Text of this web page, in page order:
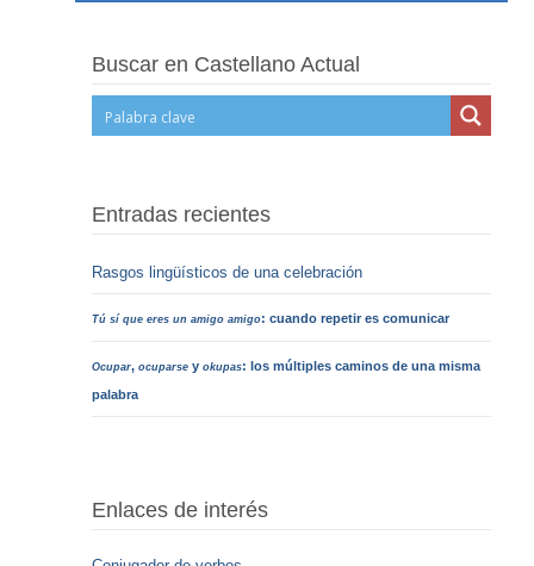
Buscar en Castellano Actual
Entradas recientes
Rasgos lingüísticos de una celebración
Tú sí que eres un amigo amigo: cuando repetir es comunicar
Ocupar,ocuparse yokupas: los múltiples caminos de una misma
palabra
Enlaces de interés